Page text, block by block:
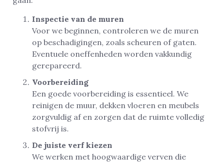
Inspectie van de muren
Voor we beginnen, controleren we de muren
op beschadigingen, zoals scheuren of gaten.
Eventuele oneffenheden worden vakkundig
gerepareerd.
Voorbereiding
Een goede voorbereiding is essentieel. We
reinigen de muur, dekken vloeren en meubels
zorgvuldig af en zorgen dat de ruimte volledig
stofvrij is.
De juiste verf kiezen
We werken met hoogwaardige verven die